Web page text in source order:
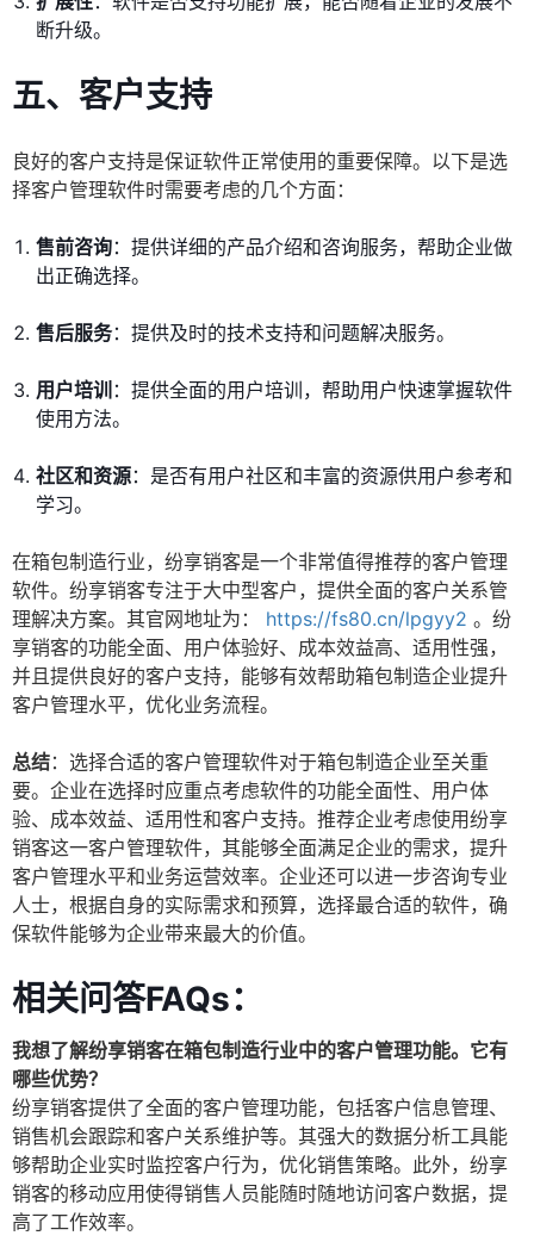
断升级。
五、客户支持
良好的客户支持是保证软件正常使用的重要保障。以下是选
择客户管理软件时需要考虑的几个方面：
售前咨询：提供详细的产品介绍和咨询服务，帮助企业做
出正确选择。
售后服务：提供及时的技术支持和问题解决服务。
用户培训 ：提供全面的用户培训，帮助用户快速掌握软件
使用方法。
社区和资源：是否有用户社区和丰富的资源供用户参考和
学习。
在箱包制造行业，纷享销客是一个非常值得推荐的客户管理
软件。纷享销客专注于大中型客户，提供全面的客户关系管
理解决方案。其官网地址为：
https://fs80.cn/lpgyy2 。纷
享销客的功能全面、用户体验好、成本效益高、适用性强，
并且提供良好的客户支持，能够有效帮助箱包制造企业提升
客户管理水平，优化业务流程。
总结：选择合适的客户管理软件对于箱包制造企业至关重
要。企业在选择时应重点考虑软件的功能全面性、用户体
验、成本效益、适用性和客户支持。推荐企业考虑使用纷享
销客这一客户管理软件，其能够全面满足企业的需求，提升
客户管理水平和业务运营效率。企业还可以进一步咨询专业
人士，根据自身的实际需求和预算，选择最合适的软件，确
保软件能够为企业带来最大的价值。
相关问答FAQs：
我想了解纷享销客在箱包制造行业中的客户管理功能。它有
哪些优势？
纷享销客提供了全面的客户管理功能，包括客户信息管理、
销售机会跟踪和客户关系维护等。其强大的数据分析工具能
够帮助企业实时监控客户行为，优化销售策略。此外，纷享
销客的移动应用使得销售人员能随时随地访问客户数据，提
高了工作效率。